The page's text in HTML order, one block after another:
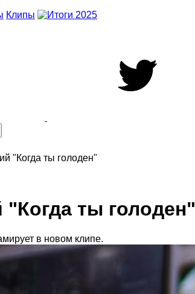
Клипы
"Когда ты голоден"
"Когда ты голоден"
в новом клипе.